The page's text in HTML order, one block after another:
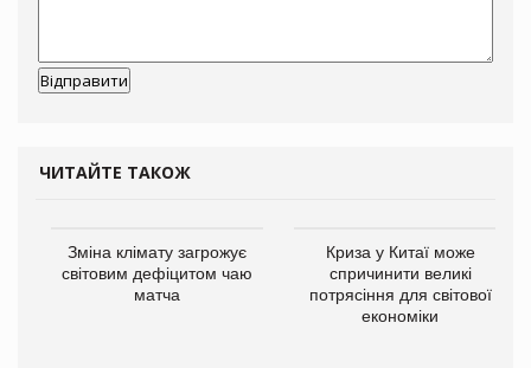
ЧИТАЙТЕ ТАКОЖ
Зміна клімату загрожує
світовим дефіцитом чаю
матча
Криза у Китаї може
спричинити великі
потрясіння для світової
економіки